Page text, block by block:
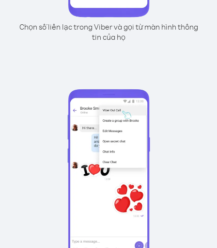
Chọn số liên lạc trong Viber và gọi từ màn hình thông
tin của họ